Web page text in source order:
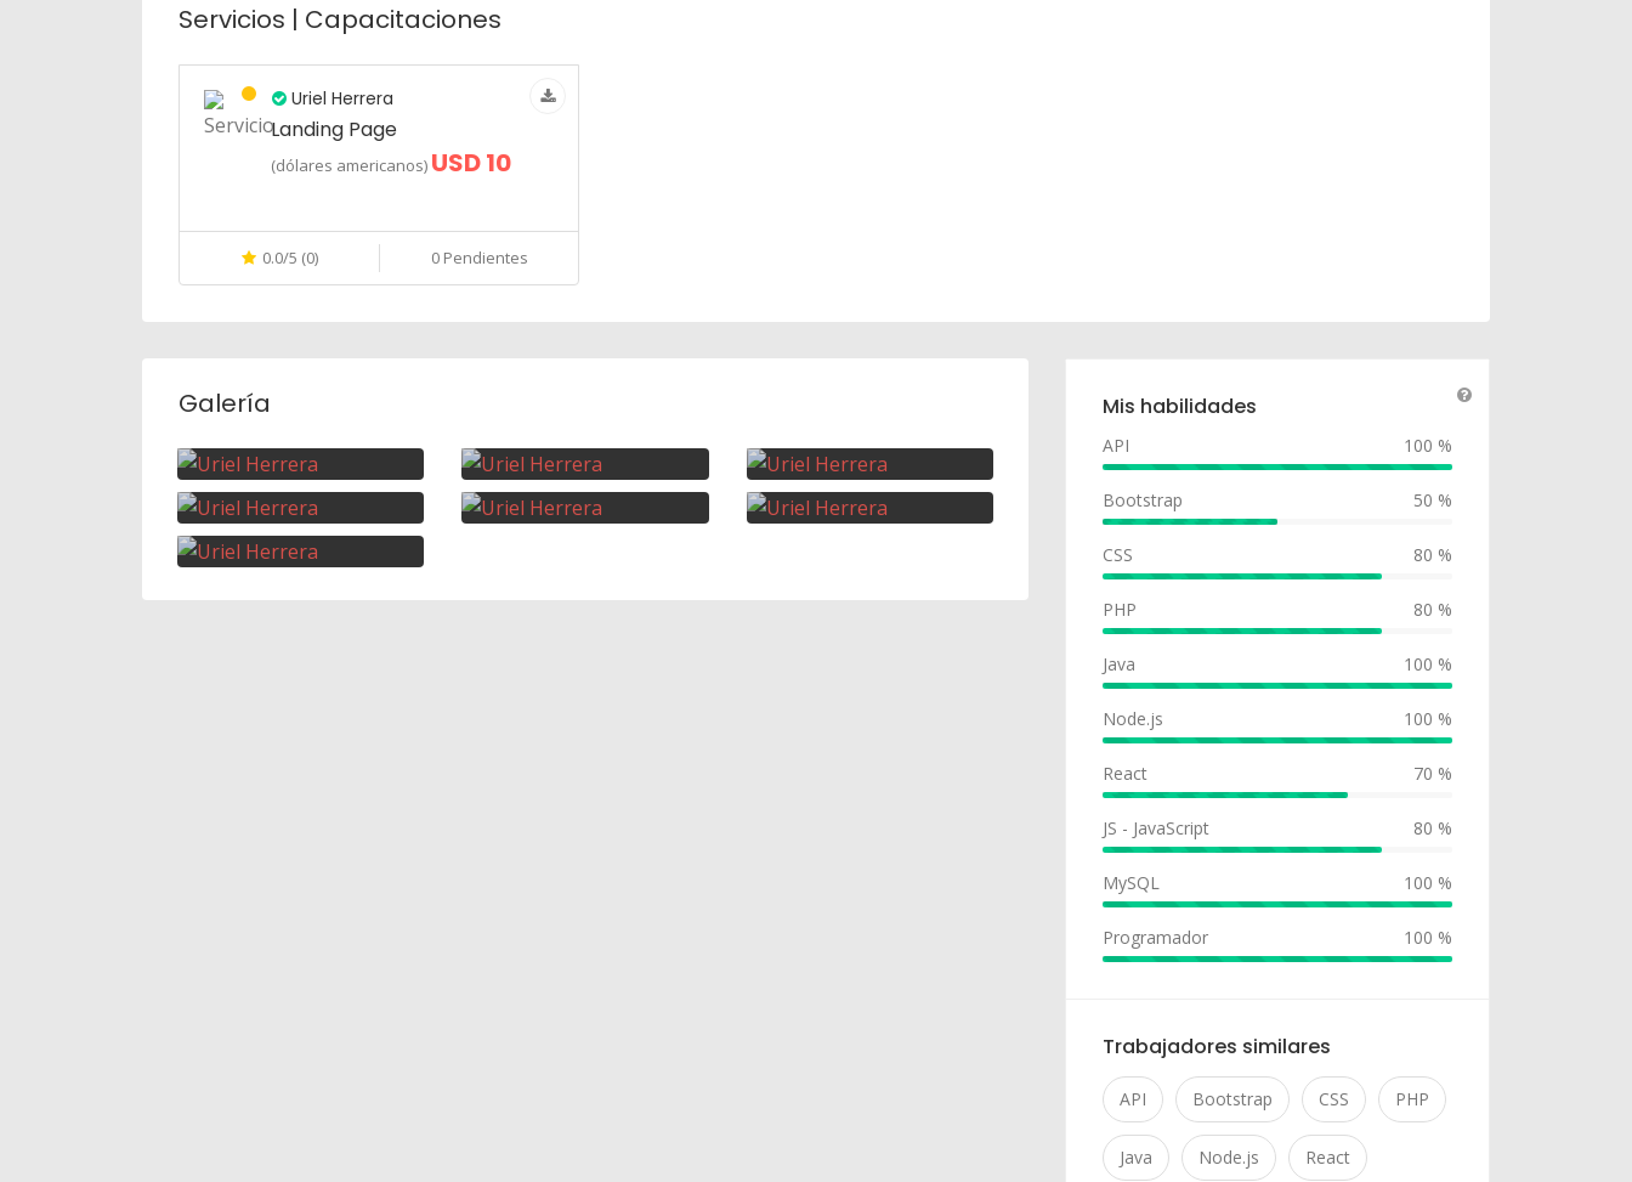
Servicios | Capacitaciones
Uriel Herrera
Landing Page
(dólares americanos) USD 10
0.0/5 (0) 0 Pendientes
Galería Mis habilidades
API 100 %
Bootstrap 50 %
CSS 80 %
PHP 80 %
Java 100 %
Node.js 100 %
React 70 %
JS - JavaScript 80 %
MySQL 100 %
Programador 100 %
Trabajadores similares
API Bootstrap CSS PHP
Java Node.js React